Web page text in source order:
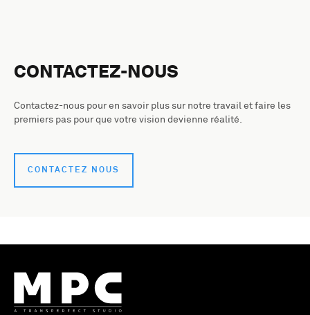
CONTACTEZ-NOUS
Contactez-nous pour en savoir plus sur notre travail et faire les
premiers pas pour que votre vision devienne réalité.
CONTACTEZ NOUS